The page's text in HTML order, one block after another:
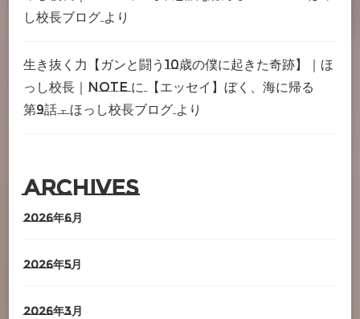
し校長ブログ より
生き抜く力【ガンと闘う10歳の僕に起きた奇跡】｜ほ
っし校長｜note に
【エッセイ】ぼく、海に帰る
第9話 – ほっし校長ブログ より
Archives
2026年6月
2026年5月
2026年3月